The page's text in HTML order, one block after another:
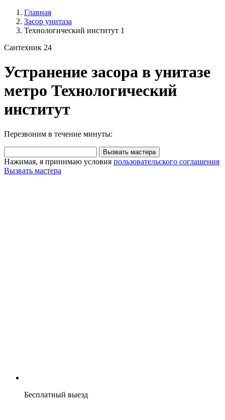
Главная
Засор унитаза
Технологический институт 1
Сантехник 24
Устранение засора в унитазе
метро Технологический
институт
Перезвоним в течение минуты:
Вызвать мастера
Нажимая, я принимаю условия пользовательского соглашения
Вызвать мастера
Бесплатный выезд